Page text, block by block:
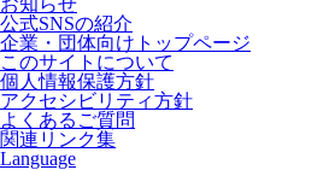
お知らせ
公式SNSの紹介
企業・団体向けトップページ
このサイトについて
個人情報保護方針
アクセシビリティ方針
よくあるご質問
関連リンク集
Language